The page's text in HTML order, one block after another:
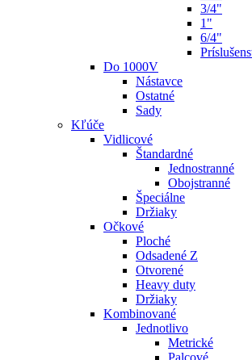
3/4"
1"
6/4"
Do 1000V
Nástavce
Ostatné
Sady
Kľúče
Vidlicové
Štandardné
Jednostranné
Obojstranné
Špeciálne
Držiaky
Očkové
Ploché
Odsadené Z
Otvorené
Heavy duty
Držiaky
Kombinované
Jednotlivo
Metrické
Palcové